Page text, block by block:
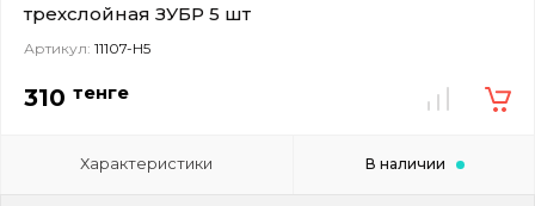
трехслойная ЗУБР 5 шт
Артикул: 11107-H5
310 тенге
Характеристики В наличии